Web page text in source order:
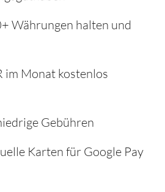
Währungen halten und
im Monat kostenlos
Gebühren
Karten für Google Pay